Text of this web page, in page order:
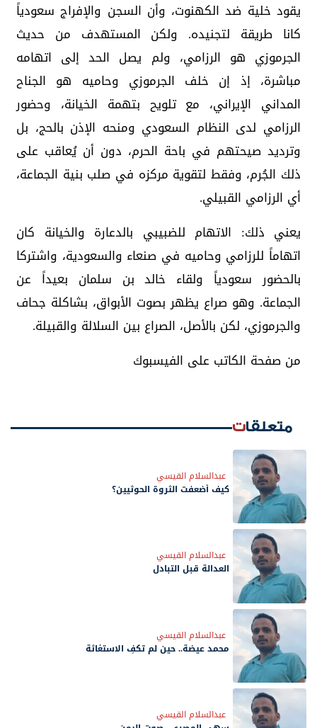
يقود خلية ضد الكهنوت، وأن السجن والإفراج سعودياً
كانا طريقة لتجنيده. ولكن المستهدف من حديث
الجرموزي هو الرزامي، ولم يصل الحد إلى اتهامه
مباشرة، إذ إن خلف الجرموزي وحاميه هو الجناح
المداني الإيراني، مع تلويح بتهمة الخيانة، وحضور
الرزامي لدى النظام السعودي ومنحه الإذن بالحج، بل
وترديد صيحتهم في باحة الحرم، دون أن يُعاقب على
ذلك الجُرم، وفقط لتقوية مركزه في صلب بنية الجماعة،
أي الرزامي القبيلي.
يعني ذلك: الاتهام للضبيبي بالدعارة والخيانة كان
اتهاماً للرزامي وحاميه في صنعاء والسعودية، واشتركا
بالحضور سعودياً ولقاء خالد بن سلمان بعيداً عن
الجماعة. وهو صراع يظهر بصوت الأبواق، بشاكلة جحاف
والجرموزي، لكن بالأصل، الصراع بين السلالة والقبيلة.
من صفحة الكاتب على الفيسبوك
متعلقات
عبدالسلام القيسي
كيف أضعفت الثروة الحوثيين؟
عبدالسلام القيسي
العدالة قبل التبادل
عبدالسلام القيسي
محمد عيضة.. حين لم تكفِ الاستغاثة
عبدالسلام القيسي